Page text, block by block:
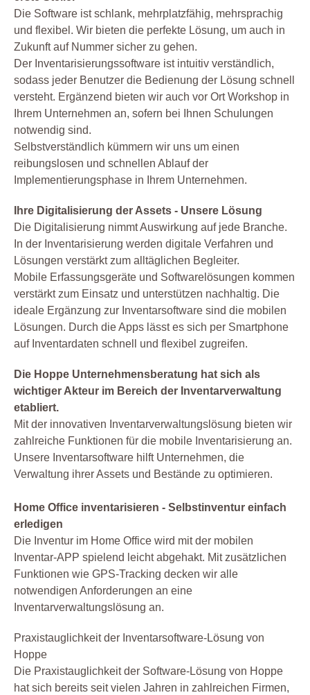
Die Software ist schlank, mehrplatzfähig, mehrsprachig
und flexibel. Wir bieten die perfekte Lösung, um auch in
Zukunft auf Nummer sicher zu gehen.
Der Inventarisierungssoftware ist intuitiv verständlich,
sodass jeder Benutzer die Bedienung der Lösung schnell
versteht. Ergänzend bieten wir auch vor Ort Workshop in
Ihrem Unternehmen an, sofern bei Ihnen Schulungen
notwendig sind.
Selbstverständlich kümmern wir uns um einen
reibungslosen und schnellen Ablauf der
Implementierungsphase in Ihrem Unternehmen.
Ihre Digitalisierung der Assets - Unsere Lösung
Die Digitalisierung nimmt Auswirkung auf jede Branche.
In der Inventarisierung werden digitale Verfahren und
Lösungen verstärkt zum alltäglichen Begleiter.
Mobile Erfassungsgeräte und Softwarelösungen kommen
verstärkt zum Einsatz und unterstützen nachhaltig. Die
ideale Ergänzung zur Inventarsoftware sind die mobilen
Lösungen. Durch die Apps lässt es sich per Smartphone
auf Inventardaten schnell und flexibel zugreifen.
Die Hoppe Unternehmensberatung hat sich als
wichtiger Akteur im Bereich der Inventarverwaltung
etabliert.
Mit der innovativen Inventarverwaltungslösung bieten wir
zahlreiche Funktionen für die mobile Inventarisierung an.
Unsere Inventarsoftware hilft Unternehmen, die
Verwaltung ihrer Assets und Bestände zu optimieren.
Home Office inventarisieren - Selbstinventur einfach
erledigen
Die Inventur im Home Office wird mit der mobilen
Inventar-APP spielend leicht abgehakt. Mit zusätzlichen
Funktionen wie GPS-Tracking decken wir alle
notwendigen Anforderungen an eine
Inventarverwaltungslösung an.
Praxistauglichkeit der Inventarsoftware-Lösung von
Hoppe
Die Praxistauglichkeit der Software-Lösung von Hoppe
hat sich bereits seit vielen Jahren in zahlreichen Firmen,